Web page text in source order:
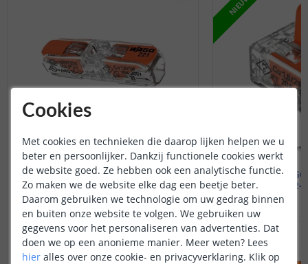
12x WAGO connector
1-weg
OP VOORRAAD 8,49
16x
2-
OP VOORRAAD
Cookies
Met cookies en technieken die daarop lijken helpen we u
beter en persoonlijker. Dankzij functionele cookies werkt
de website goed. Ze hebben ook een analytische functie.
Zo maken we de website elke dag een beetje beter.
Daarom gebruiken we technologie om uw gedrag binnen
en buiten onze website te volgen. We gebruiken uw
gegevens voor het personaliseren van advertenties. Dat
doen we op een anonieme manier. Meer weten? Lees
hier alles over onze cookie- en privacyverklaring. Klik op